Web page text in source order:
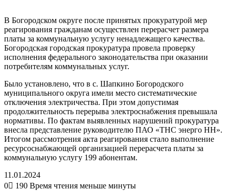
В Богородском округе после принятых прокуратурой мер
реагирования гражданам осуществлен перерасчет размера
платы за коммунальную услугу ненадлежащего качества.
Богородская городская прокуратура провела проверку
исполнения федерального законодательства при оказании
потребителям коммунальных услуг.
Было установлено, что в с. Шапкино Богородского
муниципального округа имели место систематические
отключения электричества. При этом допустимая
продолжительность перерыва электроснабжения превышала
нормативы. По фактам выявленных нарушений прокуратура
внесла представление руководителю ПАО «ТНС энерго НН».
Итогом рассмотрения акта реагирования стало выполнение
ресурсоснабжающей организацией перерасчета платы за
коммунальную услугу 199 абонентам.
11.01.2024
0
190 Время чтения меньше минуты